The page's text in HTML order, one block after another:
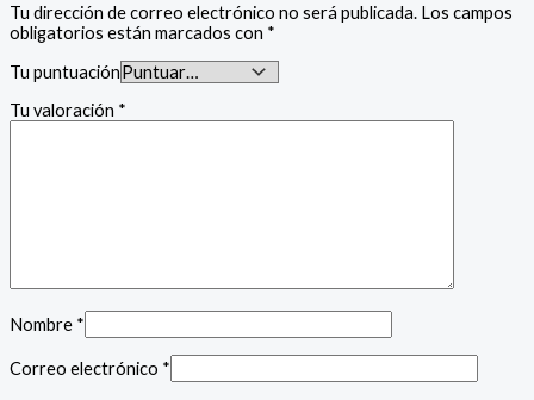
Tu dirección de correo electrónico no será publicada. Los campos
obligatorios están marcados con *
Tu puntuación
Tu valoración *
Nombre *
Correo electrónico *